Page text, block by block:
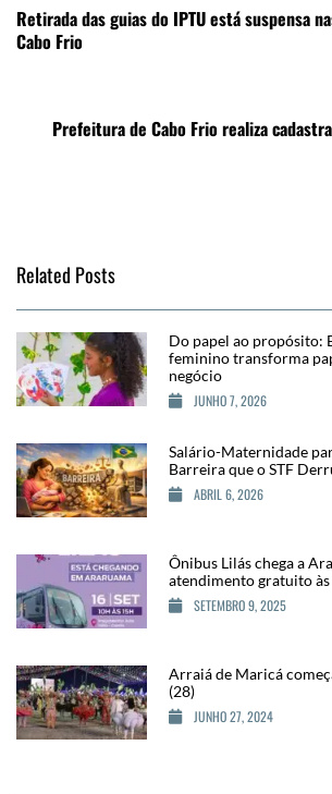
Retirada das guias do IPTU está suspensa
Cabo Frio
Prefeitura de Cabo Frio realiza
Related Posts
Do papel ao propósito:
feminino transforma
negócio
JUNHO 7, 2026
Salário-Maternidade
Barreira que o STF
ABRIL 6, 2026
Ônibus Lilás chega a
atendimento gratuito
SETEMBRO 9, 2025
Arraiá de Maricá
(28)
JUNHO 27, 2024